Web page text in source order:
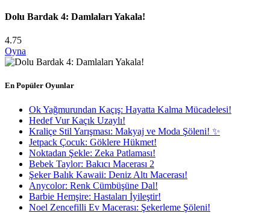
Dolu Bardak 4: Damlaları Yakala!
4.75
Oyna
En Popüler Oyunlar
Ok Yağmurundan Kaçış: Hayatta Kalma Mücadelesi!
Hedef Vur Kaçık Uzaylı!
Kraliçe Stil Yarışması: Makyaj ve Moda Şöleni! ✨
Jetpack Çocuk: Göklere Hükmet!
Noktadan Şekle: Zeka Patlaması!
Bebek Taylor: Bakıcı Macerası 2
Şeker Balık Kawaii: Deniz Altı Macerası!
Anycolor: Renk Cümbüşüne Dal!
Barbie Hemşire: Hastaları İyileştir!
Noel Zencefilli Ev Macerası: Şekerleme Şöleni!